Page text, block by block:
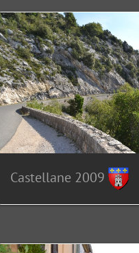
Castellane 2009